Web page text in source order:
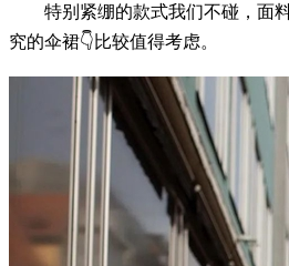
特别紧绷的款式我们不碰，面料
究的伞裙👇比较值得考虑。